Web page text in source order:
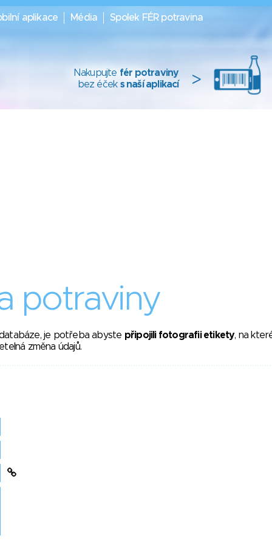
aplikace Média Spolek FÉR potravina
Nakupujte fér potraviny
bez éček s naší aplikací >
potraviny
je potřeba abyste připojili fotografii etikety, na
změna údajů.